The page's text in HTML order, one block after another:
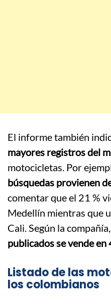
El informe también
mayores registros del
motocicletas. Por
búsquedas provienen
comentar que el 21 %
Medellín mientras que
Cali. Según la compañía,
publicados se vende en
Listado de las
los colombianos